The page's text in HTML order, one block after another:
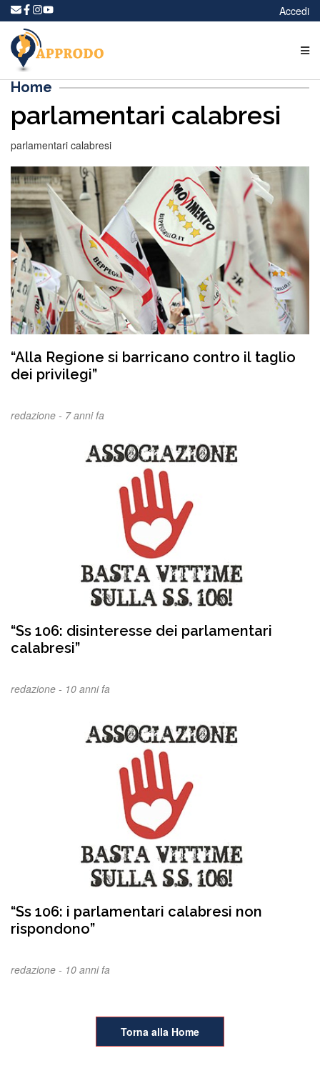
Accedi
Home
parlamentari calabresi
parlamentari calabresi
“Alla Regione si barricano contro il taglio
dei privilegi”
redazione - 7 anni fa
“Ss 106: disinteresse dei parlamentari
calabresi”
redazione - 10 anni fa
“Ss 106: i parlamentari calabresi non
rispondono”
redazione - 10 anni fa
Torna alla Home